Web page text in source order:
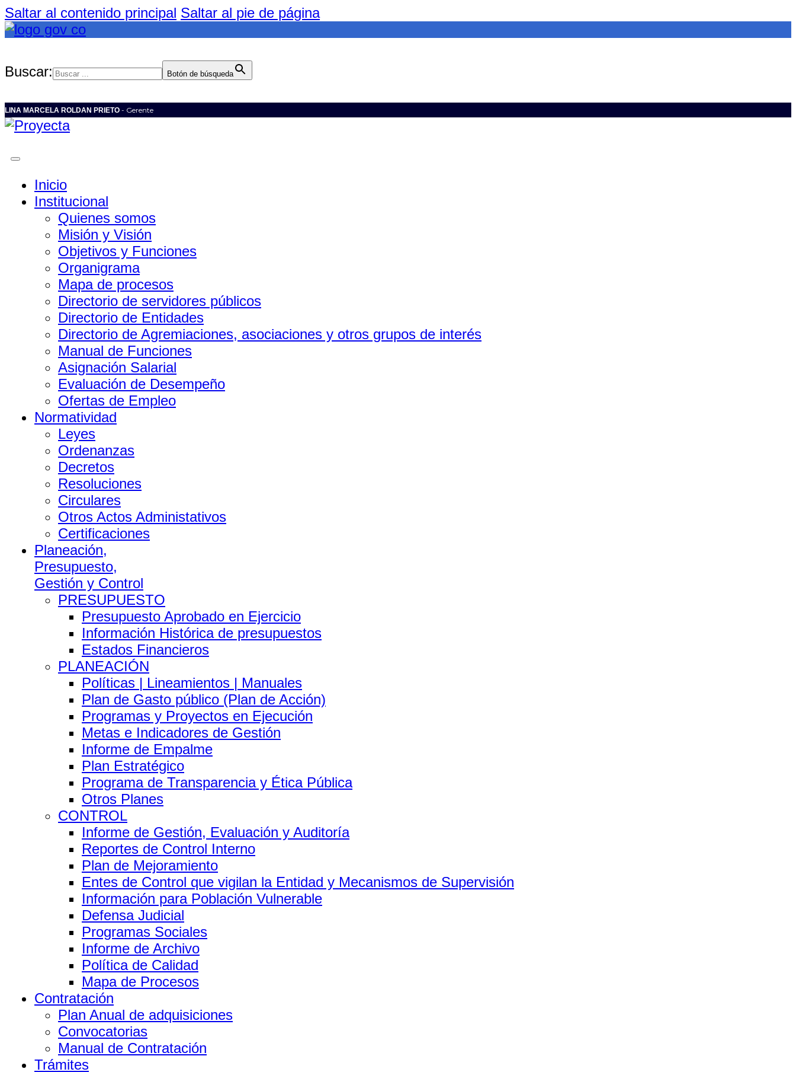
Saltar al contenido principal Saltar al pie de página
Buscar: Botón de búsqueda
LINA MARCELA ROLDAN PRIETO - Gerente
Inicio
Institucional
Quienes somos
Misión y Visión
Objetivos y Funciones
Organigrama
Mapa de procesos
Directorio de servidores públicos
Directorio de Entidades
Directorio de Agremiaciones, asociaciones y otros grupos de interés
Manual de Funciones
Asignación Salarial
Evaluación de Desempeño
Ofertas de Empleo
Normatividad
Leyes
Ordenanzas
Decretos
Resoluciones
Circulares
Otros Actos Administativos
Certificaciones
Planeación,
Presupuesto,
Gestión y Control
PRESUPUESTO
Presupuesto Aprobado en Ejercicio
Información Histórica de presupuestos
Estados Financieros
PLANEACIÓN
Políticas | Lineamientos | Manuales
Plan de Gasto público (Plan de Acción)
Programas y Proyectos en Ejecución
Metas e Indicadores de Gestión
Informe de Empalme
Plan Estratégico
Programa de Transparencia y Ética Pública
Otros Planes
CONTROL
Informe de Gestión, Evaluación y Auditoría
Reportes de Control Interno
Plan de Mejoramiento
Entes de Control que vigilan la Entidad y Mecanismos de Supervisión
Información para Población Vulnerable
Defensa Judicial
Programas Sociales
Informe de Archivo
Política de Calidad
Mapa de Procesos
Contratación
Plan Anual de adquisiciones
Convocatorias
Manual de Contratación
Trámites